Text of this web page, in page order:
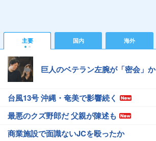
主要 国内 海外
巨人のベテラン左腕が「密会」か
台風13号 沖縄・奄美で影響続く
最悪のクズ野郎だ 父親が陳述も
商業施設で面識ないJCを殴ったか